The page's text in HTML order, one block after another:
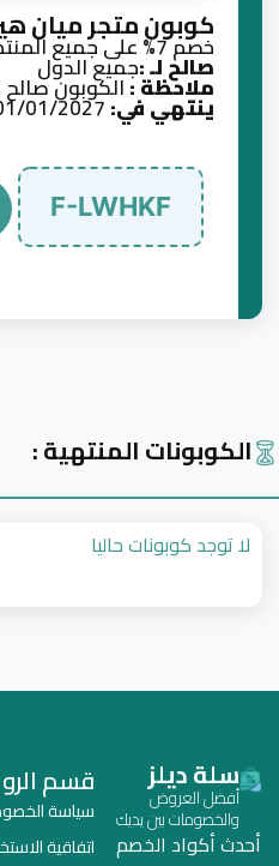
كوبون متجر ميان
خصم 7% على جميع المنتجات
صالح لـ :جميع الدول
ملاحظة :الكوبون
ينتهي في:01/2027
F-LWHKF
الكوبونات المنتهية :
لا توجد كوبونات حاليا
سلة ديلز
أفضل العروض
والخصومات بين يديك
أحدث أكواد الخصم
قسم
سياسة
اتفاقية